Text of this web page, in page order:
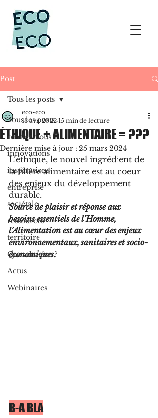
Post
Tous les posts
rendez-vous
innovations
inspirations
entreprise
sociétale
ressources
territoire
Quesako-éco ?
Actus
Webinaires
Tous les posts
ÉTHIQUE + ALIMENTAIRE = ???
eco-eco
13 avr. 2022 15 min de lecture
Dernière mise à jour : 25 mars 2024
L’éthique, le nouvel ingrédient de
la filière alimentaire est au coeur
des enjeux du développement
durable.
Source de plaisir et réponse aux
besoins essentiels de l’Homme,
l’Alimentation est au cœur des enjeux
environnementaux, sanitaires et socio-
économiques.
B-A BLA